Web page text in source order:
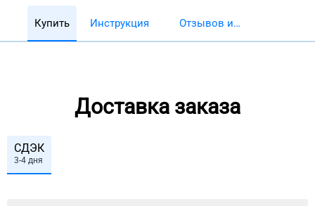
Купить Инструкция
Отзывов и
Доставка заказа
СДЭК
3-4 дня